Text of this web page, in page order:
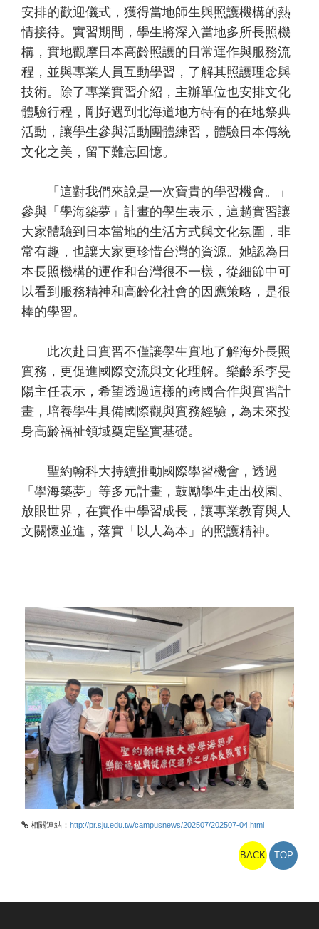
安排的歡迎儀式，獲得當地師生與照護機構的熱
情接待。實習期間，學生將深入當地多所長照機
構，實地觀摩日本高齡照護的日常運作與服務流
程，並與專業人員互動學習，了解其照護理念與
技術。除了專業實習介紹，主辦單位也安排文化
體驗行程，剛好遇到北海道地方特有的在地祭典
活動，讓學生參與活動團體練習，體驗日本傳統
文化之美，留下難忘回憶。
「這對我們來說是一次寶貴的學習機會。」
參與「學海築夢」計畫的學生表示，這趟實習讓
大家體驗到日本當地的生活方式與文化氛圍，非
常有趣，也讓大家更珍惜台灣的資源。她認為日
本長照機構的運作和台灣很不一樣，從細節中可
以看到服務精神和高齡化社會的因應策略，是很
棒的學習。
此次赴日實習不僅讓學生實地了解海外長照
實務，更促進國際交流與文化理解。樂齡系李旻
陽主任表示，希望透過這樣的跨國合作與實習計
畫，培養學生具備國際觀與實務經驗，為未來投
身高齡福祉領域奠定堅實基礎。
聖約翰科大持續推動國際學習機會，透過
「學海築夢」等多元計畫，鼓勵學生走出校園、
放眼世界，在實作中學習成長，讓專業教育與人
文關懷並進，落實「以人為本」的照護精神。
相關連結： http://pr.sju.edu.tw/campusnews/202507/202507-04.html
BACK TOP